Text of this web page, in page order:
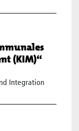
(KIM)“
Integration